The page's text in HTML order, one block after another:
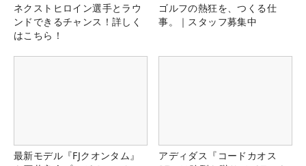
ネクストヒロイン選手とラウ
ンドできるチャンス！詳しく
はこちら！
ゴルフの熱狂を、つくる仕
事。｜スタッフ募集中
最新モデル『FJクオンタム』
アディダス『コードカオス